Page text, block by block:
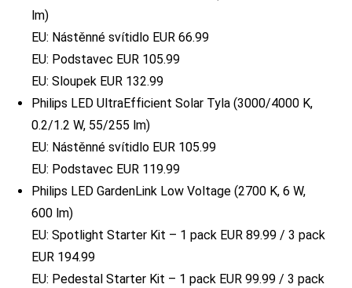
lm)
EU: Nástěnné svítidlo EUR 66.99
EU: Podstavec EUR 105.99
EU: Sloupek EUR 132.99
Philips LED UltraEfficient Solar Tyla (3000/4000 K,
0.2/1.2 W, 55/255 lm)
EU: Nástěnné svítidlo EUR 105.99
EU: Podstavec EUR 119.99
Philips LED GardenLink Low Voltage (2700 K, 6 W,
600 lm)
EU: Spotlight Starter Kit – 1 pack EUR 89.99 / 3 pack
EUR 194.99
EU: Pedestal Starter Kit – 1 pack EUR 99.99 / 3 pack